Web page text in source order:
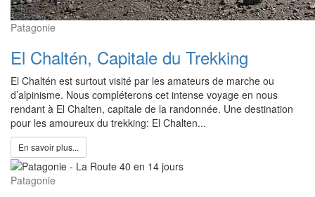
Patagonie
El Chaltén, Capitale du Trekking
El Chaltén est surtout visité par les amateurs de marche ou
d’alpinisme. Nous compléterons cet intense voyage en nous
rendant à El Chalten, capitale de la randonnée. Une destination
pour les amoureux du trekking: El Chalten...
En savoir plus...
Patagonie